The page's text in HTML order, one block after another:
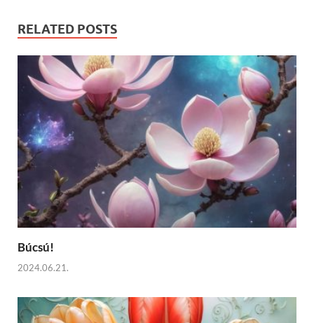
RELATED POSTS
Búcsú!
2024.06.21.